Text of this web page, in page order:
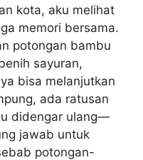
kota, aku melihat
memori bersama.
potongan bambu
sayuran,
bisa melanjutkan
ada ratusan
didengar ulang—
jawab untuk
potongan-